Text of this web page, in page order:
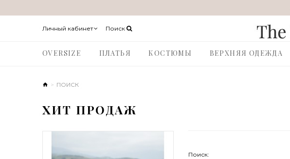
Личный кабинет Поиск
OVERSIZE ПЛАТЬЯ КОСТЮМЫ ВЕРХНЯЯ ОДЕЖДА
ПОИСК
ХИТ ПРОДАЖ
Поиск: